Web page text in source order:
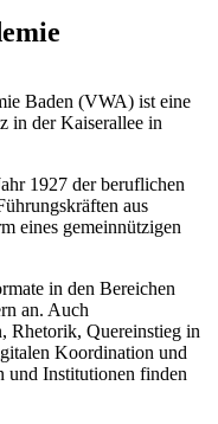
Baden (VWA) ist eine
in der Kaiserallee in
1927 der beruflichen
aus
eines gemeinnützigen
in den Bereichen
an. Auch
Rhetorik, Quereinstieg in
Koordination und
und Institutionen finden